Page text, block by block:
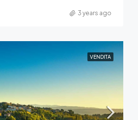
3 years ago
VENDITA